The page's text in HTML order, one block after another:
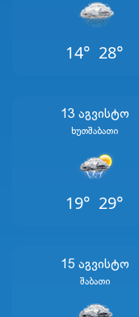
14° 28°
13 Აგვისტო
Ხუთშაბათი
19° 29°
15 Აგვისტო
Შაბათი